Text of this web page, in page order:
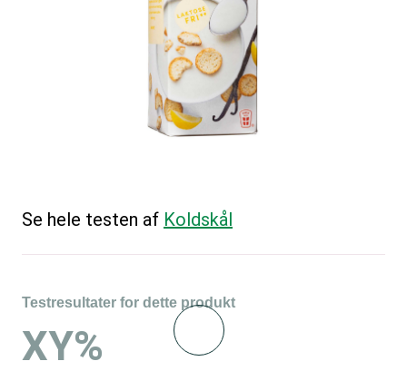
Se hele testen af Koldskål
Testresultater for dette produkt
XY%